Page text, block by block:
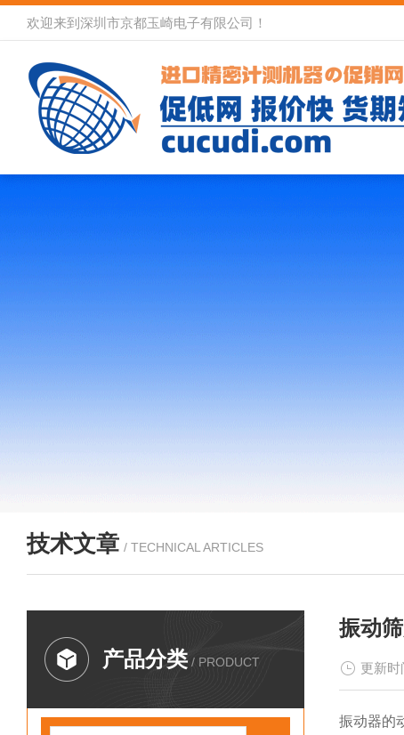
欢迎来到深圳市京都玉崎电子有限公司！
技术文章 / TECHNICAL ARTICLES
产品分类 / PRODUCT
振动
更新
振动器的